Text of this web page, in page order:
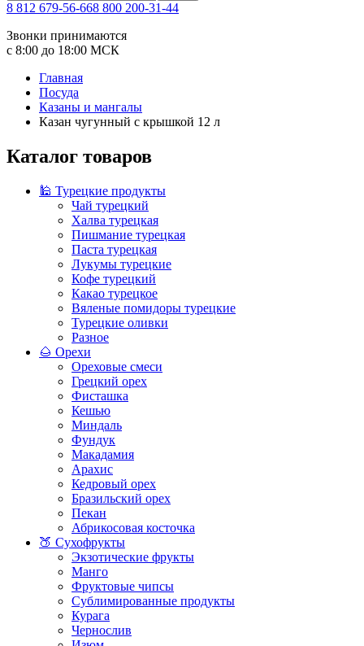
8 812 679-56-668 800 200-31-44
Звонки принимаются
с 8:00 до 18:00 МСК
Главная
Посуда
Казаны и мангалы
Казан чугунный с крышкой 12 л
Каталог товаров
🕌 Турецкие продукты
Чай турецкий
Халва турецкая
Пишмание турецкая
Паста турецкая
Лукумы турецкие
Кофе турецкий
Какао турецкое
Вяленые помидоры турецкие
Турецкие оливки
Разное
🌰 Орехи
Ореховые смеси
Грецкий орех
Фисташка
Кешью
Миндаль
Фундук
Макадамия
Арахис
Кедровый орех
Бразильский орех
Пекан
Абрикосовая косточка
🍑 Сухофрукты
Экзотические фрукты
Манго
Фруктовые чипсы
Сублимированные продукты
Курага
Чернослив